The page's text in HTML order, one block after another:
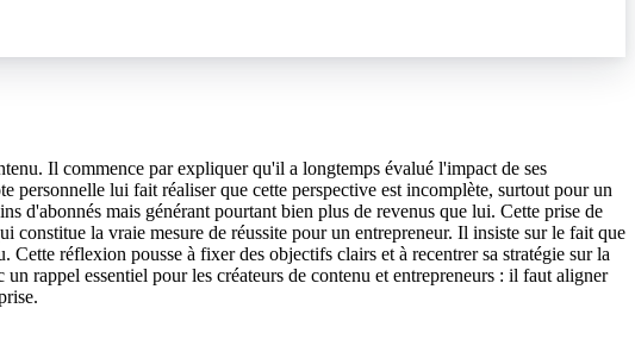
Il commence par expliquer qu'il a longtemps évalué l'impact de ses
personnelle lui fait réaliser que cette perspective est incomplète, surtout pour un
d'abonnés mais générant pourtant bien plus de revenus que lui. Cette prise de
la vraie mesure de réussite pour un entrepreneur. Il insiste sur le fait que
réflexion pousse à fixer des objectifs clairs et à recentrer sa stratégie sur la
rappel essentiel pour les créateurs de contenu et entrepreneurs : il faut aligner